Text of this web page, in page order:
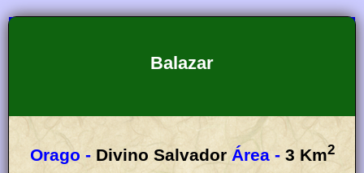
Balazar
Orago - Divino Salvador Área - 3 Km2